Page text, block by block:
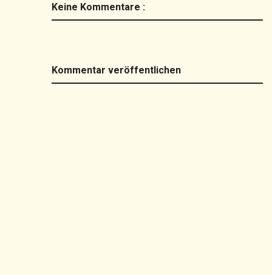
Keine Kommentare :
Kommentar veröffentlichen